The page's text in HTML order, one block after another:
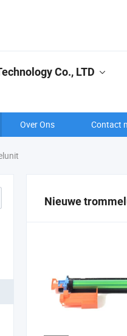
Co., LTD
Over Ons Contact
Nieuwe